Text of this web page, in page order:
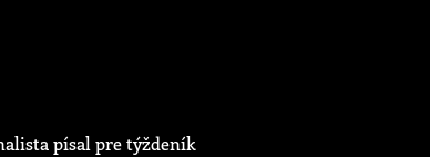
písal pre týždeník